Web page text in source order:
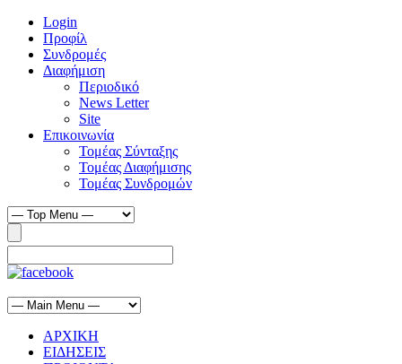
Login
Προφίλ
Συνδρομές
Διαφήμιση
Περιοδικό
News Letter
Site
Επικοινωνία
Τομέας Σύνταξης
Τομέας Διαφήμισης
Τομέας Συνδρομών
ΑΡΧΙΚΗ
ΕΙΔΗΣΕΙΣ